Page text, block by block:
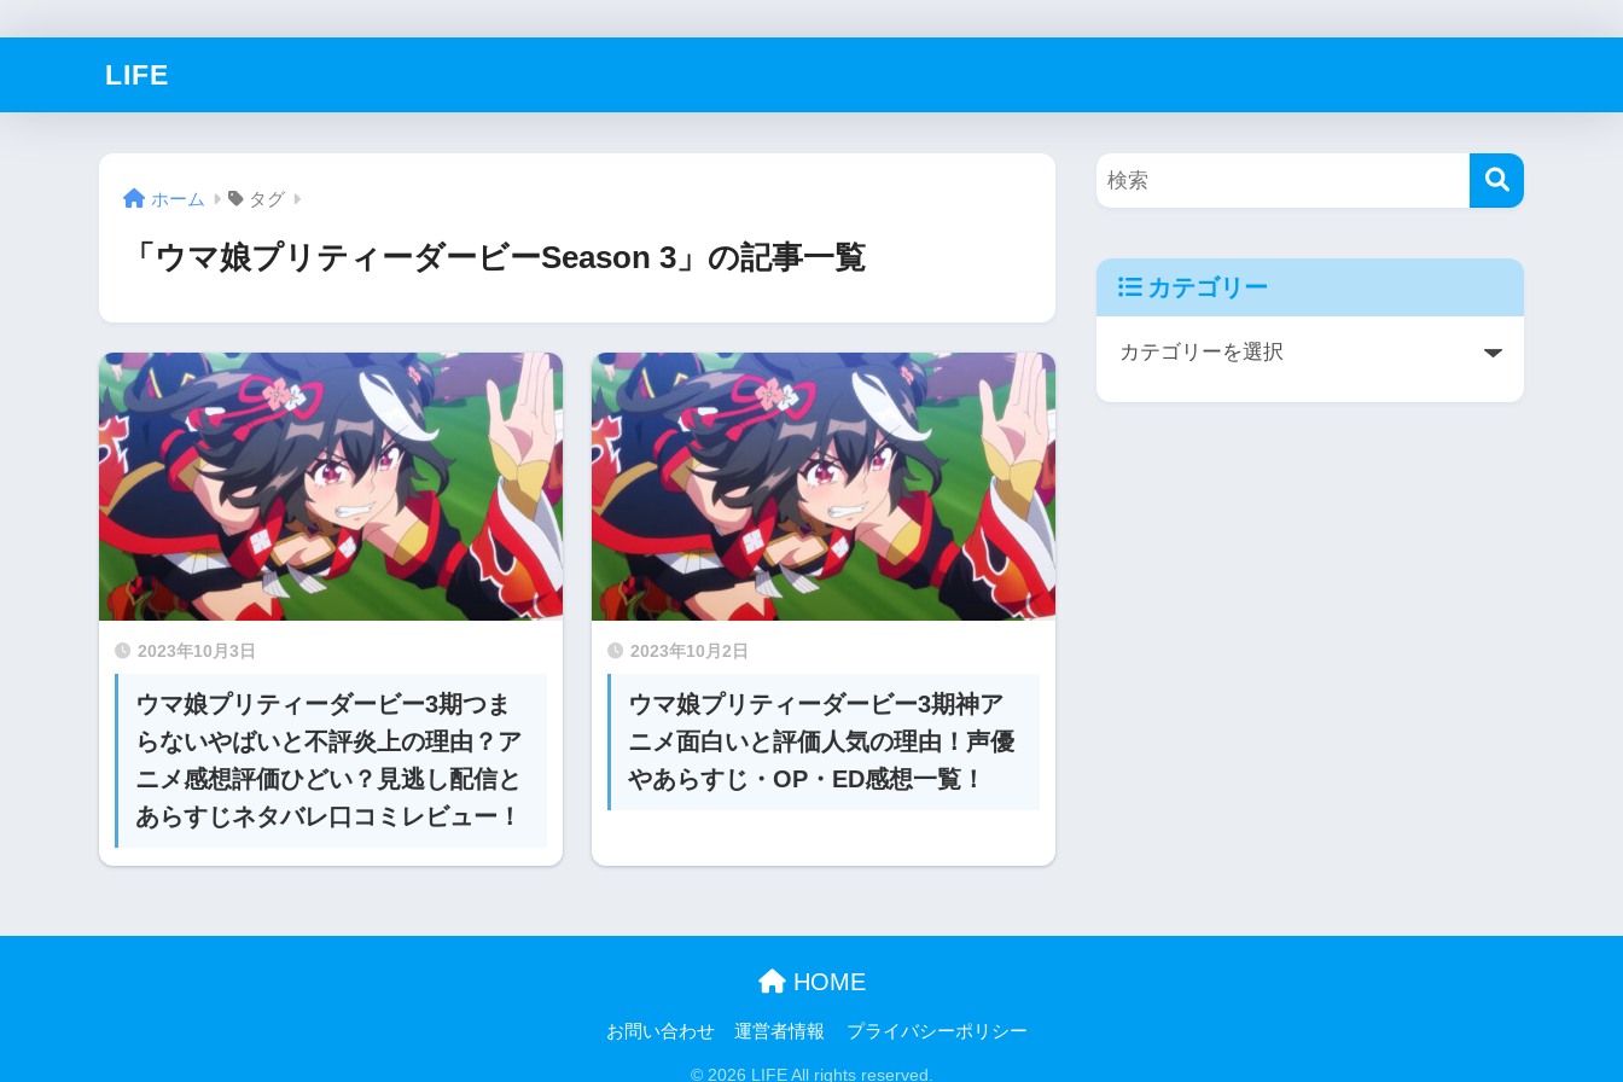
LIFE
ホーム タグ
「ウマ娘プリティーダービーSeason 3」の記事一覧
2023年10月3日
ウマ娘プリティーダービー3期つま
らないやばいと不評炎上の理由？ア
ニメ感想評価ひどい？見逃し配信と
あらすじネタバレ口コミレビュー！
2023年10月2日
ウマ娘プリティーダービー3期神ア
ニメ面白いと評価人気の理由！声優
やあらすじ・OP・ED感想一覧！
カテゴリー
HOME
お問い合わせ 運営者情報 プライバシーポリシー
© 2026 LIFE All rights reserved.